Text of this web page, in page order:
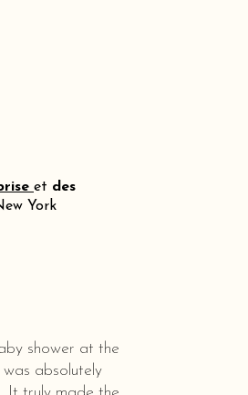
et des
York
shower at the
absolutely